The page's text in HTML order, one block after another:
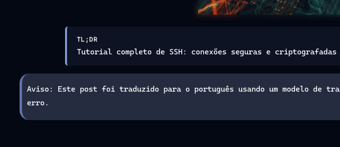
TL;DR
Tutorial completo de SSH: conexões seguras e
Aviso: Este post foi traduzido para o português usando um modelo de
erro.